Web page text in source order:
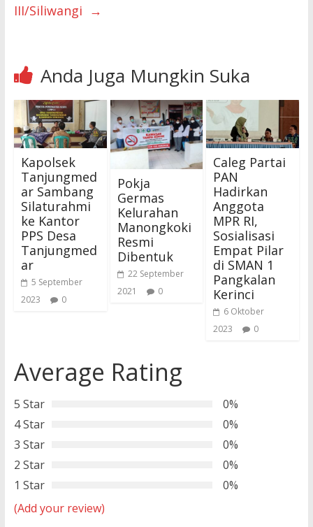
III/Siliwangi →
Anda Juga Mungkin Suka
Kapolsek
Tanjungmed
ar Sambang
Silaturahmi
ke Kantor
PPS Desa
Tanjungmed
ar
5 September
2023
0
Pokja
Germas
Kelurahan
Manongkoki
Resmi
Dibentuk
22 September
2021
0
Caleg Partai
PAN
Hadirkan
Anggota
MPR RI,
Sosialisasi
Empat Pilar
di SMAN 1
Pangkalan
Kerinci
6 Oktober
2023
0
Average Rating
5 Star
0%
4 Star
0%
3 Star
0%
2 Star
0%
1 Star
0%
(Add your review)